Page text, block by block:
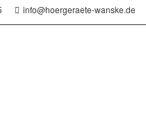
info@hoergeraete-wanske.de